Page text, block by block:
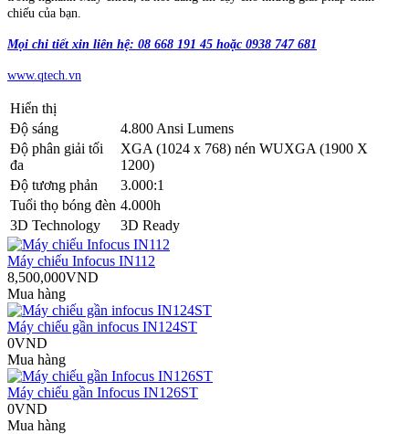
chiếu của bạn.
Mọi chi tiết xin liên hệ: 08 668 191 45 hoặc 0938 747 681
www.qtech.vn
Hiển thị
Độ sáng
4.800 Ansi Lumens
Độ phân giải tối
đa
XGA (1024 x 768) nén WUXGA (1900 X
1200)
Độ tương phản
3.000:1
Tuổi thọ bóng đèn 4.000h
3D Technology
3D Ready
Máy chiếu Infocus IN112
8,500,000VND
Mua hàng
Máy chiếu gần infocus IN124ST
0VND
Mua hàng
Máy chiếu gần Infocus IN126ST
0VND
Mua hàng